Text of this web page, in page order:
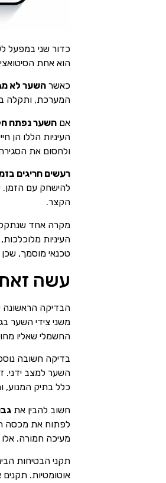
כדור שני במפעל
הוא אחת
כאשר השער לא
המערכת, ותקלה
אם השער נפתח
העיניות הללו הן
ולחסום את
רעשים חריגים
להישחק עם הזמן.
הקצר.
מקרה אחד
העיניות
טכנאי מוסמך,
עשה
הבדיקה
משני צידי השער
החשמלי שאליו
בדיקה חשובה
כלל בתיק המנוע,
חשוב להבין את
לפתוח את מכסה
מעיכה חמורה.
תקני הבטיחות
אוטומטיות.